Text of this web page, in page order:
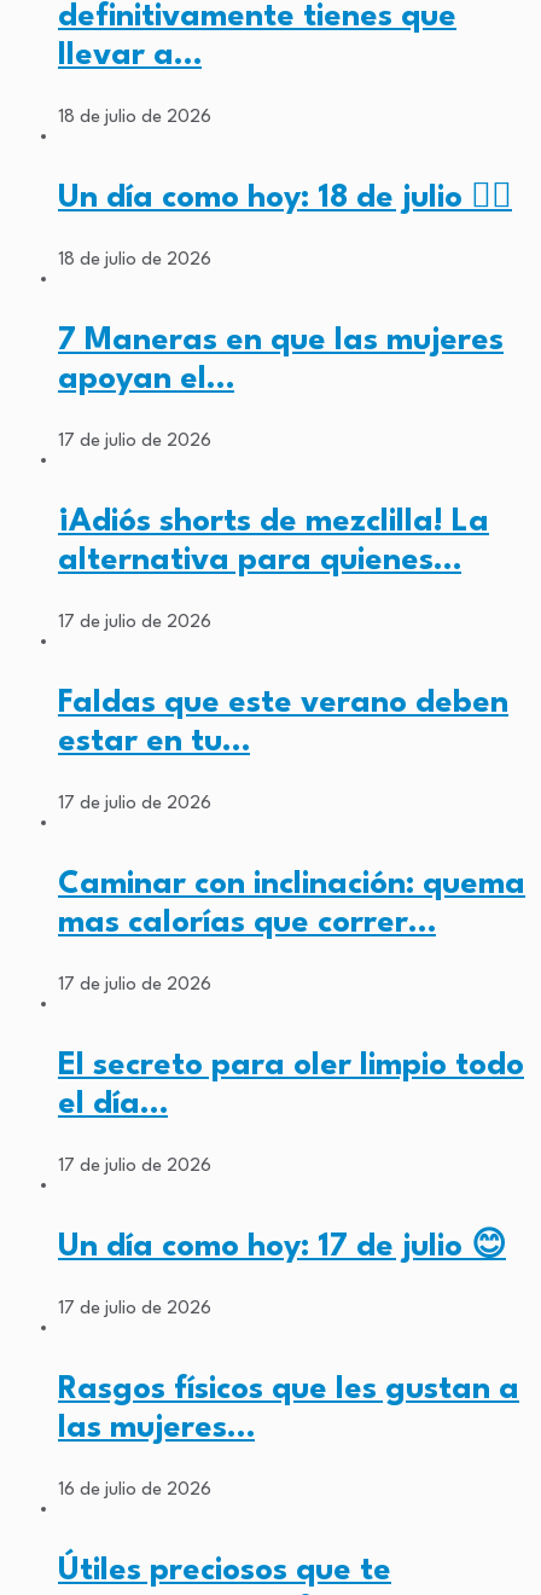
definitivamente tienes que
llevar a…
18 de julio de 2026
Un día como hoy: 18 de julio ✊🏾
18 de julio de 2026
7 Maneras en que las mujeres
apoyan el…
17 de julio de 2026
¡Adiós shorts de mezclilla! La
alternativa para quienes…
17 de julio de 2026
Faldas que este verano deben
estar en tu…
17 de julio de 2026
Caminar con inclinación: quema
mas calorías que correr…
17 de julio de 2026
El secreto para oler limpio todo
el día…
17 de julio de 2026
Un día como hoy: 17 de julio 😊
17 de julio de 2026
Rasgos físicos que les gustan a
las mujeres…
16 de julio de 2026
Útiles preciosos que te